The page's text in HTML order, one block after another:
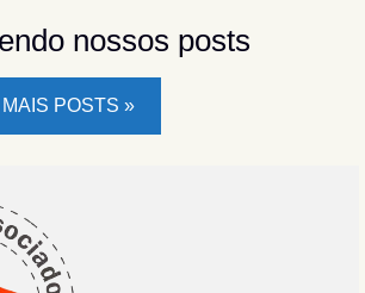
nossos posts
POSTS »